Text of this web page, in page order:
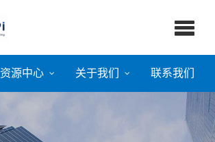
资源中心 关于我们 联系我们